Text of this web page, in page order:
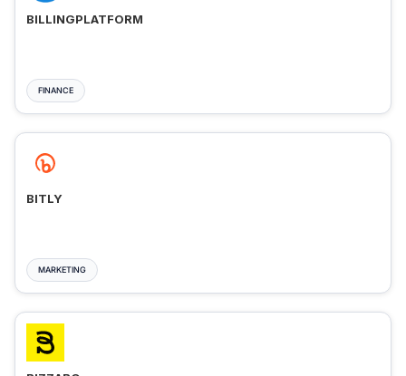
BILLINGPLATFORM
FINANCE
BITLY
MARKETING